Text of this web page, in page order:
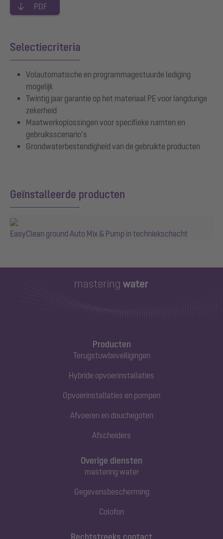
PDF
Selectiecriteria
Volautomatische en programmagestuurde lediging
mogelijk
Twintig jaar garantie op het materiaal PE voor langdurige
zekerheid
Maatwerkoplossingen voor specifieke ruimten en
gebruiksscenario’s
Grondwaterbestendigheid van de gebruikte producten
Geïnstalleerde producten
EasyClean ground Auto Mix & Pump in techniekschacht
Producten
Terugstuwbeveiligingen
Hybride opvoerinstallaties
Opvoerinstallaties en pompen
Afvoeren en douchegoten
Afscheiders
Overige diensten
mastering water
Gegevensbescherming
Colofon